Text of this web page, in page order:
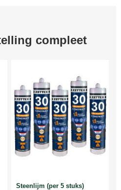
compleet
Steenlijm (per 5 stuks)